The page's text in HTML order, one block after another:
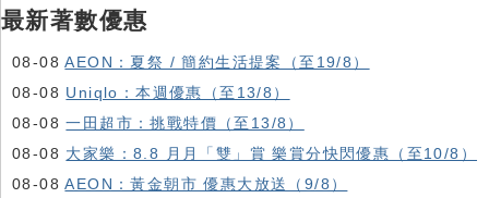
最新著數優惠
08-08AEON：夏祭 / 簡約生活提案（至19/8）
08-08 Uniqlo：本週優惠（至13/8）
08-08一田超市：挑戰特價（至13/8）
08-08 大家樂：8.8 月月「雙」賞 樂賞分快閃優惠（至10/8）
08-08AEON：黃金朝市 優惠大放送（9/8）